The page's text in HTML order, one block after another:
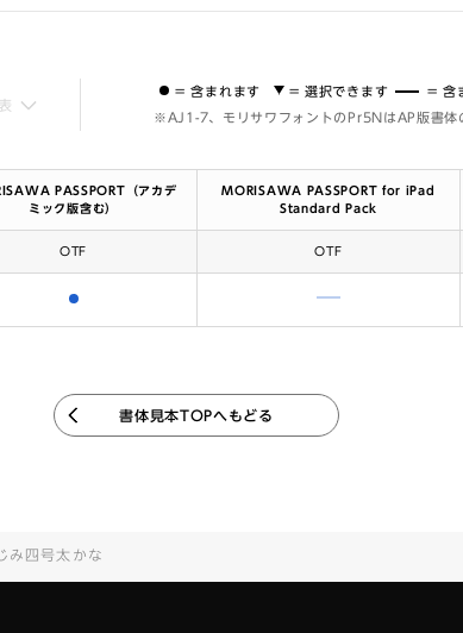
= 含まれます = 選択できます
= 含
※AJ1-7、モリサワフォントのPr5NはAP版書体
PASSPORT（アカデ
ミック版含む）
MORISAWA PASSPORT for iPad
Standard Pack
OTF OTF
含まれます
書体見本TOPへもどる
み四号太かな